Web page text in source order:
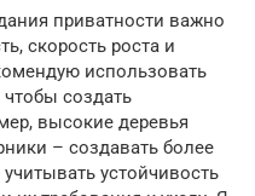
приватности важно
скорость роста и
использовать
чтобы создать
высокие деревья
– создавать более
устойчивость